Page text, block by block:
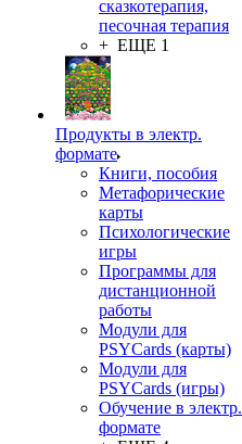
сказкотерапия,
песочная терапия
+ ЕЩЕ 1
Продукты в электр.
формате
Книги, пособия
Метафорические
карты
Психологические
игры
Программы для
дистанционной
работы
Модули для
PSYCards (карты)
Модули для
PSYCards (игры)
Обучение в электр.
формате